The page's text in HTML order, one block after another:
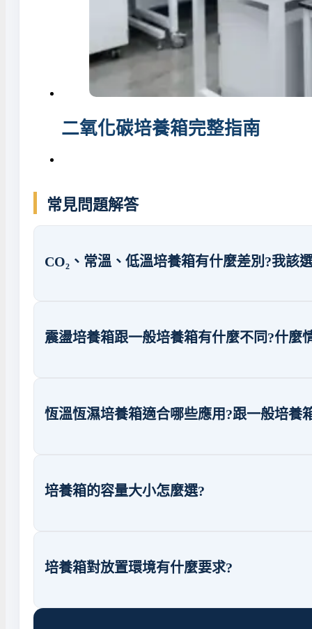
二氧化碳培養箱完整指南
常見問題解答
CO₂、常溫、低溫培養箱有什麼差別?我該
震盪培養箱跟一般培養箱有什麼不同?什麼
恆溫恆濕培養箱適合哪些應用?跟一般培養
培養箱的容量大小怎麼選?
培養箱對放置環境有什麼要求?